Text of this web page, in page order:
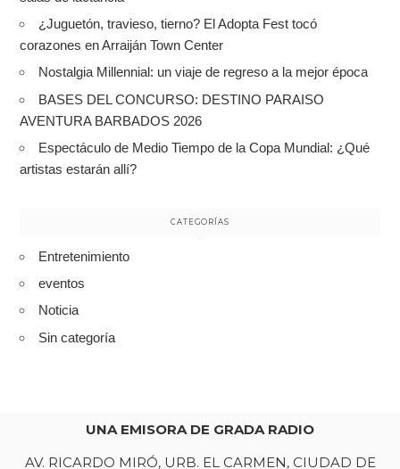
¿Juguetón, travieso, tierno? El Adopta Fest tocó
corazones en Arraiján Town Center
Nostalgia Millennial: un viaje de regreso a la mejor época
BASES DEL CONCURSO: DESTINO PARAISO
AVENTURA BARBADOS 2026
Espectáculo de Medio Tiempo de la Copa Mundial: ¿Qué
artistas estarán allí?
CATEGORÍAS
Entretenimiento
eventos
Noticia
Sin categoría
UNA EMISORA DE GRADA RADIO
AV. RICARDO MIRÓ, URB. EL CARMEN, CIUDAD DE